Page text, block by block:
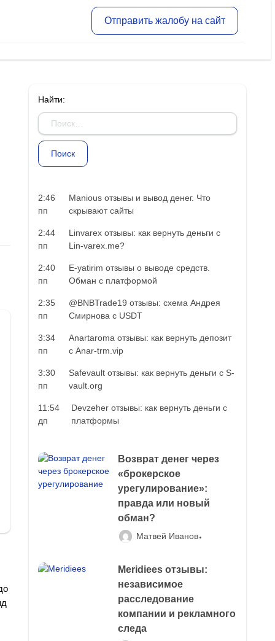
Отправить жалобу на сайт
Найти:
2:46
пп
Manious отзывы и вывод денег. Что
скрывают сайты
2:44
пп
Linvarex отзывы: как вернуть деньги с
Lin-varex.me?
2:40
пп
E-yatirim отзывы о выводе средств.
Обман с платформой
2:35
пп
@BNBTrade19 отзывы: схема Андрея
Смирнова с USDT
3:34
пп
Anartaroma отзывы: как вернуть депозит
с Anar-trm.vip
3:30
пп
Safevault отзывы: как вернуть деньги с S-
vault.org
11:54
дп
Devzeher отзывы: как вернуть деньги с
платформы
Возврат денег через
«брокерское
урегулирование»:
правда или новый
обман?
Матвей Иванов
Meridiees отзывы:
независимое
расследование
компании и рекламного
следа